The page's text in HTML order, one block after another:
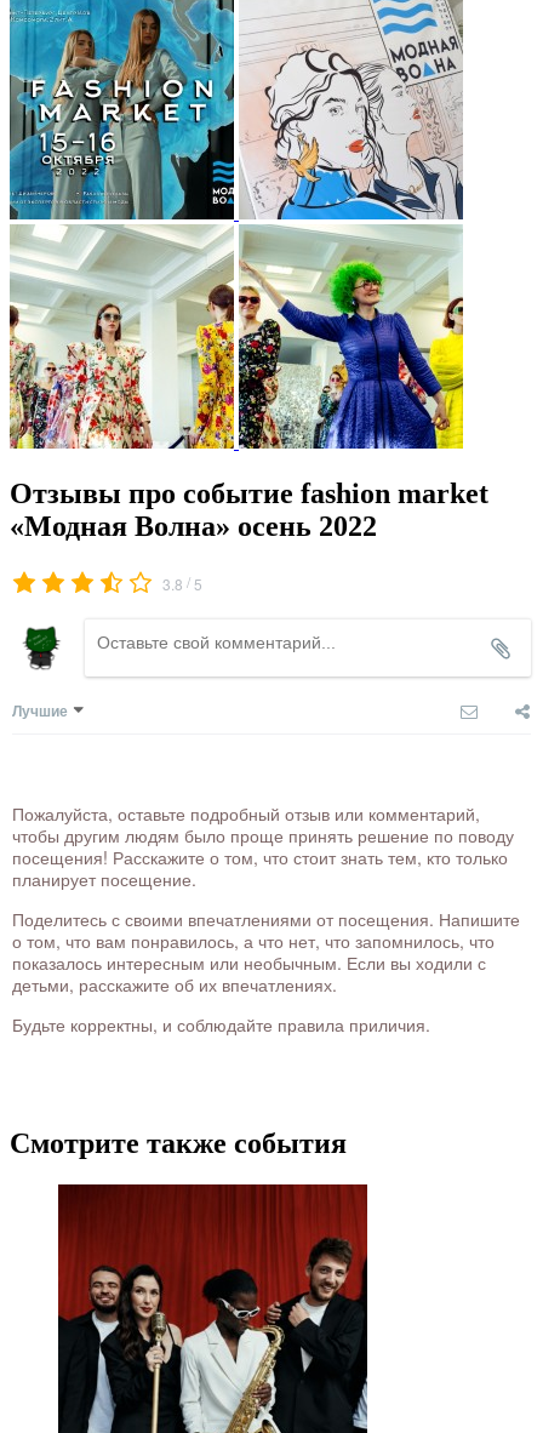
Отзывы про событие fashion market
«Модная Волна» осень 2022
3.8 / 5
Лучшие
Пожалуйста, оставьте подробный отзыв или комментарий,
чтобы другим людям было проще принять решение по поводу
посещения! Расскажите о том, что стоит знать тем, кто только
планирует посещение.
Поделитесь с своими впечатлениями от посещения. Напишите
о том, что вам понравилось, а что нет, что запомнилось, что
показалось интересным или необычным. Если вы ходили с
детьми, расскажите об их впечатлениях.
Будьте корректны, и соблюдайте правила приличия.
Смотрите также события